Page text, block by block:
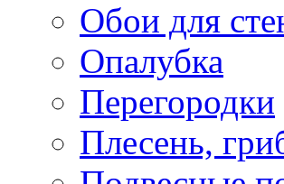
Обои для
Опалубка
Перегородки
Плесень,